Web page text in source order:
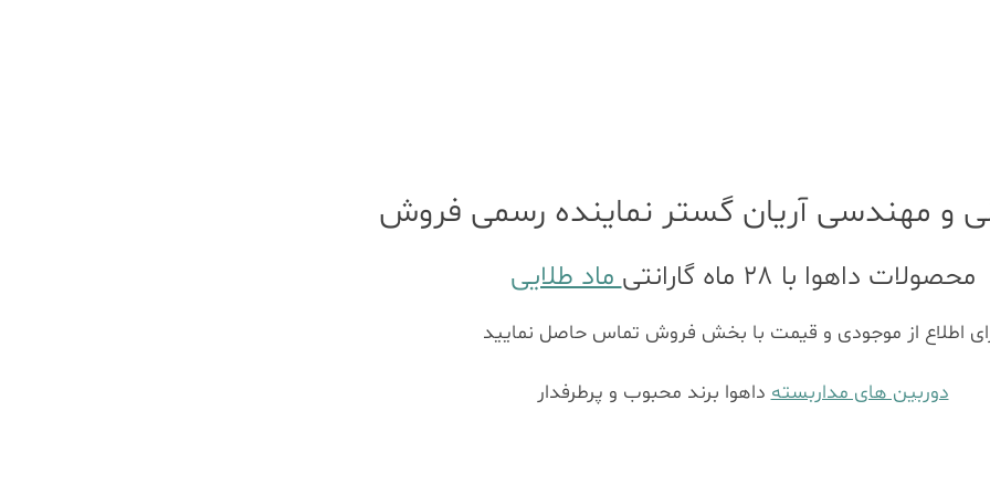
و مهندسی آریان گستر نماینده رسمی فروش
محصولات داهوا با 28 ماه گارانتی ماد طلایی
اطلاع از موجودی و قیمت با بخش فروش تماس حاصل نمایید
دوربین های مداربستهداهوا برند محبوب و پرطرفدار